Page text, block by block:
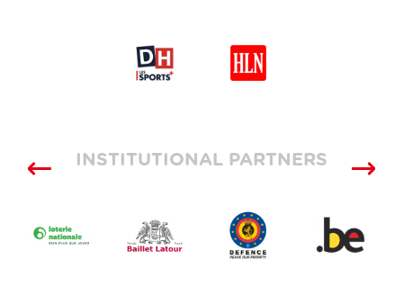
INSTITUTIONAL PARTNERS